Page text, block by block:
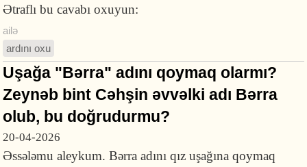
Ətraflı bu cavabı oxuyun:
ailə
ardını oxu
Uşağa "Bərra" adını qoymaq olarmı?
Zeynəb bint Cəhşin əvvəlki adı Bərra
olub, bu doğrudurmu?
20-04-2026
Əssələmu aleykum. Bərra adını qız uşağına qoymaq